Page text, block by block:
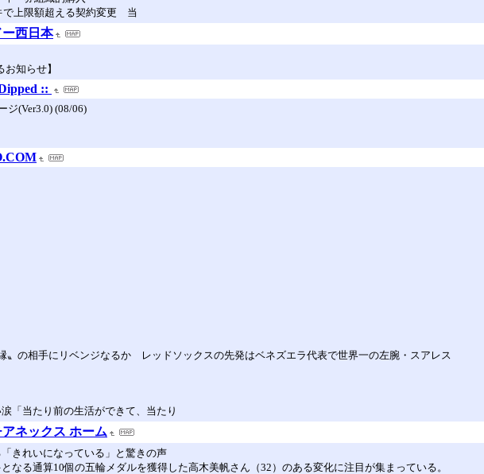
で上限額超える契約変更 当
西日本
お知らせ】
::
(Ver3.0) (08/06)
〟の相手にリベンジなるか レッドソックスの先発はベネズエラ代表で世界一の左腕・スアレス
「当たり前の生活ができて、当たり
ネックス ホーム
きれいになっている」と驚きの声
なる通算10個の五輪メダルを獲得した高木美帆さん（32）のある変化に注目が集まっている。